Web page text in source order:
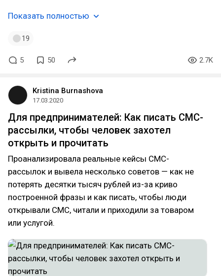
Показать полностью
19
5 50 2.7K
Kristina Burnashova
17.03.2020
Для предпринимателей: Как писать СМС-
рассылки, чтобы человек захотел
открыть и прочитать
Проанализировала реальные кейсы СМС-
рассылок и вывела несколько советов — как не
потерять десятки тысяч рублей из-за криво
построенной фразы и как писать, чтобы люди
открывали СМС, читали и приходили за товаром
или услугой.